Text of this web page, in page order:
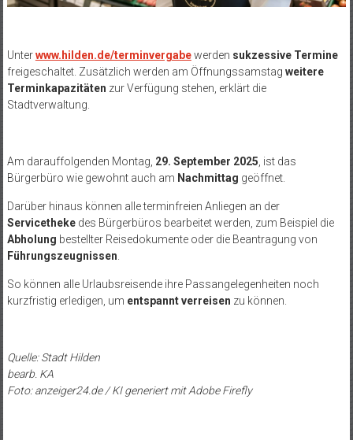
Unterwww.hilden.de/terminvergabewerden sukzessive Termine
freigeschaltet. Zusätzlich werden am Öffnungssamstag weitere
Terminkapazitäten zur Verfügung stehen, erklärt die
Stadtverwaltung.
Am darauffolgenden Montag, 29. September 2025 , ist das
Bürgerbüro wie gewohnt auch am Nachmittag geöffnet.
Darüber hinaus können alle terminfreien Anliegen an der
Servicethekedes Bürgerbüros bearbeitet werden, zum Beispiel die
Abholung bestellter Reisedokumente oder die Beantragung von
Führungszeugnissen
So können alle Urlaubsreisende ihre Passangelegenheiten noch
kurzfristig erledigen, um entspannt verreisen zu können.
Quelle: Stadt Hilden
bearb. KA
Foto: anzeiger24.de / KI generiert mit Adobe Firefly